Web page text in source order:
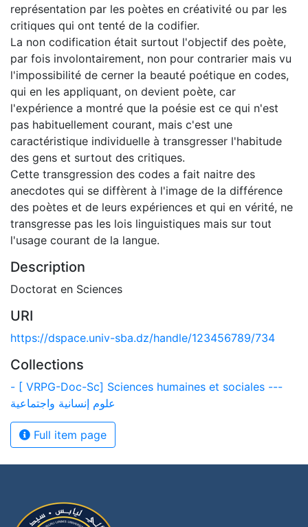
représentation par les poètes en créativité ou par les
critiques qui ont tenté de la codifier.
La non codification était surtout l'objectif des poète,
par fois involontairement, non pour contrarier mais vu
l'impossibilité de cerner la beauté poétique en codes,
qui en les appliquant, on devient poète, car
l'expérience a montré que la poésie est ce qui n'est
pas habituellement courant, mais c'est une
caractéristique individuelle à transgresser l'habitude
des gens et surtout des critiques.
Cette transgression des codes a fait naitre des
anecdotes qui se diffèrent à l'image de la différence
des poètes et de leurs expériences et qui en vérité, ne
transgresse pas les lois linguistiques mais sur tout
l'usage courant de la langue.
Description
Doctorat en Sciences
URI
https://dspace.univ-sba.dz/handle/123456789/734
Collections
- [ VRPG-Doc-Sc] Sciences humaines et sociales ---
علوم إنسانية واجتماعية
Full item page